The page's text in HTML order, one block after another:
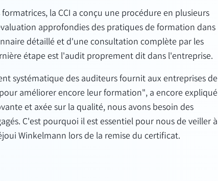
la CCI a conçu une procédure en plusieurs
approfondies des pratiques de formation dans
détaillé et d'une consultation complète par les
étape est l'audit proprement dit dans l'entreprise.
systématique des auditeurs fournit aux entreprises de
améliorer encore leur formation", a encore expliqué
et axée sur la qualité, nous avons besoin des
C'est pourquoi il est essentiel pour nous de veiller à
Winkelmann lors de la remise du certificat.